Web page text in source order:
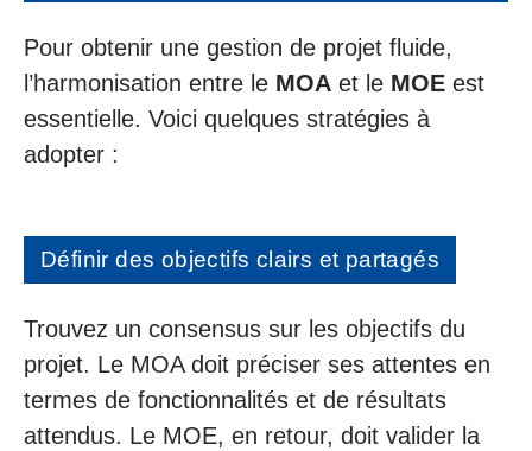
Pour obtenir une gestion de projet fluide,
l’harmonisation entre le MOA et le MOE est
essentielle. Voici quelques stratégies à
adopter :
Définir des objectifs clairs et partagés
Trouvez un consensus sur les objectifs du
projet. Le MOA doit préciser ses attentes en
termes de fonctionnalités et de résultats
attendus. Le MOE, en retour, doit valider la